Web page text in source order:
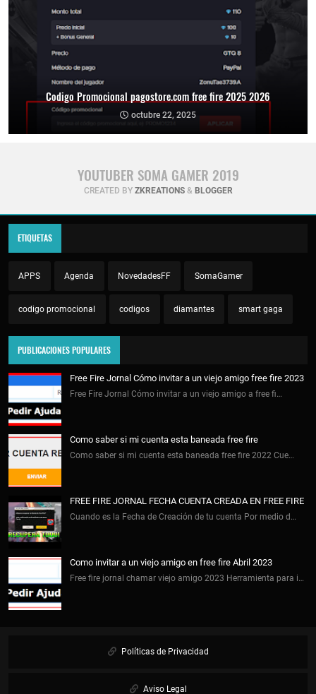
Codigo Promocional pagostore.com free fire 2025 2026
octubre 22, 2025
YOUTUBER SOMA GAMER 2019
CREATED BY ZKREATIONS& BLOGGER
ETIQUETAS
APPS Agenda NovedadesFF SomaGamer
codigo promocional codigos diamantes smart gaga
PUBLICACIONES POPULARES
Free Fire Jornal Cómo invitar a un viejo amigo free fire 2023
Free Fire Jornal Cómo invitar a un viejo amigo a free fi…
Como saber si mi cuenta esta baneada free fire
Como saber si mi cuenta esta baneada free fire 2022 Cue…
FREE FIRE JORNAL FECHA CUENTA CREADA EN FREE FIRE
Cuando es la Fecha de Creación de tu cuenta Por medio d…
Como invitar a un viejo amigo en free fire Abril 2023
Free fire jornal chamar viejo amigo 2023 Herramienta para i…
Políticas de Privacidad
Aviso Legal